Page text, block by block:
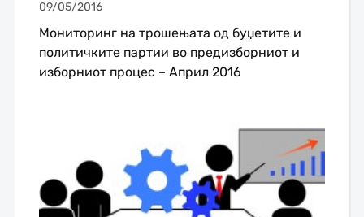
09/05/2016
Мониторинг на трошењата од буџетите и
политичките партии во предизборниот и
изборниот процес – Април 2016